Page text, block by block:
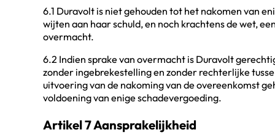
6.1 Duravolt is niet gehouden tot het nakomen van
wijten aan haar schuld, en noch krachtens de wet,
overmacht.
6.2 Indien sprake van overmacht is Duravolt
zonder ingebrekestelling en zonder rechterlijke
uitvoering van de nakoming van de overeenkomst
voldoening van enige schadevergoeding.
Artikel 7 Aansprakelijkheid